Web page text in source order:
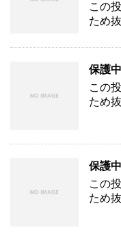
この
ため
保護
この
ため
保護
この
ため